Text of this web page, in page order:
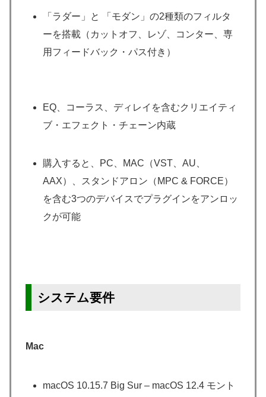
「ラダー」と 「モダン」の2種類のフィルタ
ーを搭載（カットオフ、レゾ、コンター、専
用フィードバック・パス付き）
EQ、コーラス、ディレイを含むクリエイティ
ブ・エフェクト・チェーン内蔵
購入すると、PC、MAC（VST、AU、
AAX）、スタンドアロン（MPC & FORCE）
を含む3つのデバイスでプラグインをアンロッ
クが可能
システム要件
Mac
macOS 10.15.7 Big Sur – macOS 12.4 モント